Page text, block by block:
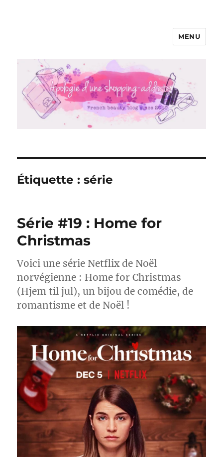
Apologie d'une Shopping-addicte
MENU
Étiquette :série
Série #19 : Home for
Christmas
Voici une série Netflix de Noël
norvégienne : Home for Christmas
(Hjem til jul), un bijou de comédie, de
romantisme et de Noël !